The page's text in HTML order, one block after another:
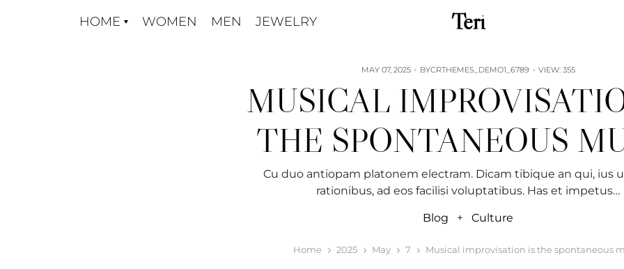
HOME WOMEN MEN JEWELRY Teri
MAY 07, 2025 BYCRTHEMES_DEMO1_6789 VIEW: 355
MUSICAL
THE SPONTANEOUS
Cu duo antiopam platonem electram. Dicam tibique an qui, ius
rationibus, ad eos facilisi voluptatibus. Has et impetus…
Blog + Culture
Home 2025 May 7 Musical improvisation is the spontaneous